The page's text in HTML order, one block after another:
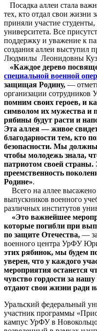
Посадка аллеи стала
тех, кто отдал свои жизни
приняли участие
университета. Все
поддержку и уважение к
создания аллеи выступил
Людмилы Леонидовны
«Каждое дерево
специальной военной
защищая Родину, —
организации
помним своих героев, и
символом их мужества и
рябины будут расти и
Эта аллея — живое
благодарности тем, кто
безопасности. Мы
чтобы молодежь знала,
патриотом своей страны.
преемственность
Родине».
Всего на аллее высажено
выпускников военного
различных институтов
«Это важнейшее
которые погибли при
по защите Отечества, —
военного центра УрФУ
этих рябинок, мы будем
уверен, что у каждого
мероприятия останется
чувство гордости за
отдают свои жизни ради
Уральский федеральный
участник программы
кампус УрФУ в